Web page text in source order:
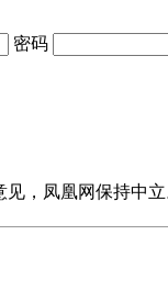
密码
见，凤凰网保持中